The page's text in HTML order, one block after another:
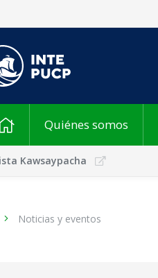
Quiénes somos
Kawsaypacha
Noticias y eventos